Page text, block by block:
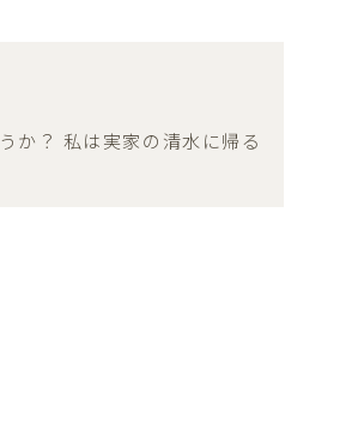
か？ 私は実家の清水に帰る